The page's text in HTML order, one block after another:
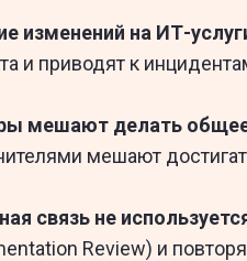
изменений на ИТ-
и приводят к
мешают делать
мешают
связь не
Review) и